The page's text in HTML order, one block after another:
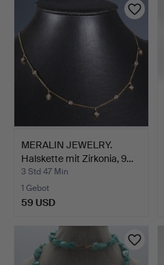
MERALIN JEWELRY.
Halskette mit Zirkonia, 9…
3 Std 47 Min
1 Gebot
59 USD